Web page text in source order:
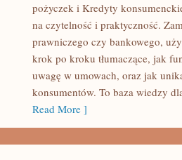
FINANSOWE
pożyczek i Kredyty
na czytelność i praktyczność.
prawniczego czy bankowego,
krok po kroku tłumaczące, jak
uwagę w umowach, oraz jak
konsumentów. To baza wiedzy
Read More ]